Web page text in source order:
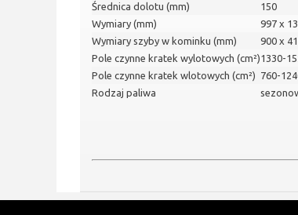
Średnica dolotu (mm)
150
Wymiary (mm)
997 x
Wymiary szyby w kominku (mm)
900 x
Pole czynne kratek wylotowych (cm²)1330-
Pole czynne kratek wlotowych (cm²) 760-
Rodzaj paliwa